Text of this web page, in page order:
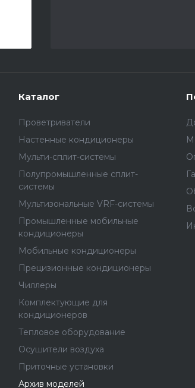
Каталог
Проветриватели
Настенные кондиционеры
Мульти-сплит-системы
Полупромышленные сплит-
системы
Мультизональные VRF-системы
Промышленные мобильные
кондиционеры
Мобильные кондиционеры
Прецизионные кондиционеры
Чиллеры
Комплектующие для
кондиционеров
Тепловое оборудование
Осушители воздуха
Приточные установки
Архив моделей